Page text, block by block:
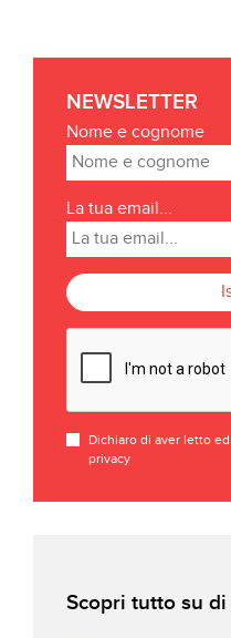
NEWSLETTER
Nome e cognome
La tua email...
Dichiaro di aver letto
privacy
Scopri tutto su